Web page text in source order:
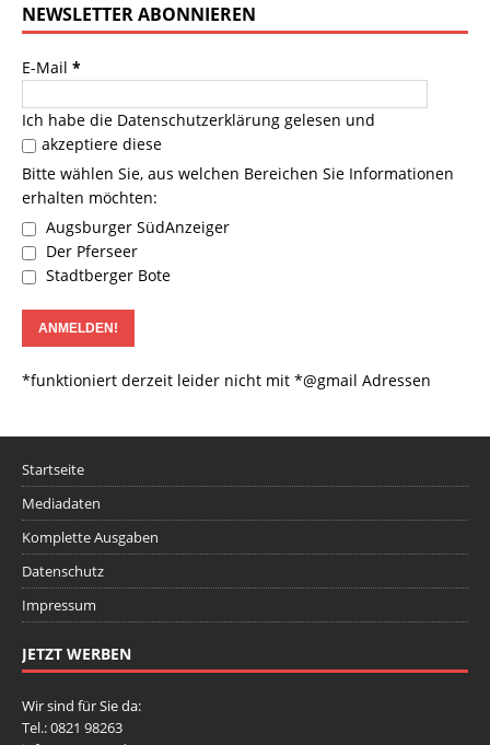
NEWSLETTER ABONNIEREN
E-Mail *
Ich habe die Datenschutzerklärung gelesen und
akzeptiere diese
Bitte wählen Sie, aus welchen Bereichen Sie Informationen
erhalten möchten:
Augsburger SüdAnzeiger
Der Pferseer
Stadtberger Bote
*funktioniert derzeit leider nicht mit *@gmail Adressen
Startseite
Mediadaten
Komplette Ausgaben
Datenschutz
Impressum
JETZT WERBEN
Wir sind für Sie da:
Tel.: 0821 98263